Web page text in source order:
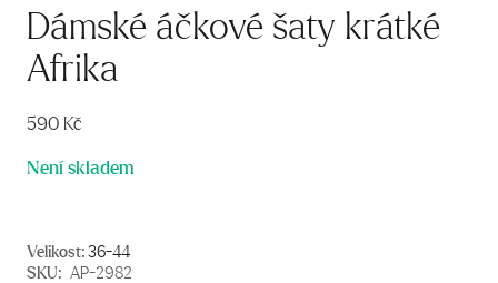
Dámské áčkové šaty krátké
Afrika
590 Kč
Není skladem
Velikost:36-44
SKU: AP-2982